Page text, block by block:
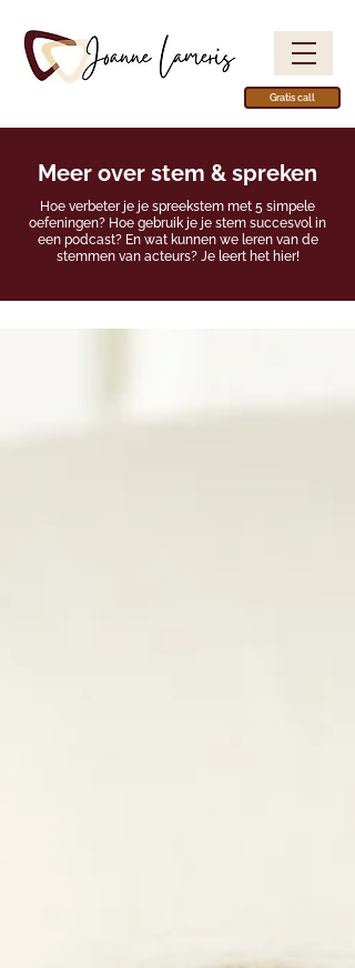
Gratis call
Meer over stem & spreken
Hoe verbeter je je spreekstem met 5 simpele
oefeningen? Hoe gebruik je je stem succesvol in
een podcast? En wat kunnen we leren van de
stemmen van acteurs? Je leert het hier!